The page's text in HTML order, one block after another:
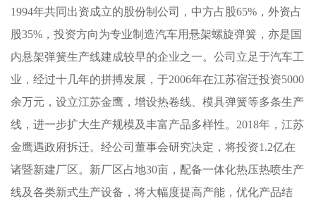
1994年共同出资成立的股份制公司，中方占股65%，外资占
股35%，投资方向为专业制造汽车用悬架螺旋弹簧，亦是国
内悬架弹簧生产线建成较早的企业之一。公司立足于汽车工
业，经过十几年的拼搏发展，于2006年在江苏宿迁投资5000
余万元，设立江苏金鹰，增设热卷线、模具弹簧等多条生产
线，进一步扩大生产规模及丰富产品多样性。2018年，江苏
金鹰遇政府拆迁。经公司董事会研究决定，将投资1.2亿在
诸暨新建厂区。新厂区占地30亩，配备一体化热压热喷生产
线及各类新式生产设备，将大幅度提高产能，优化产品结